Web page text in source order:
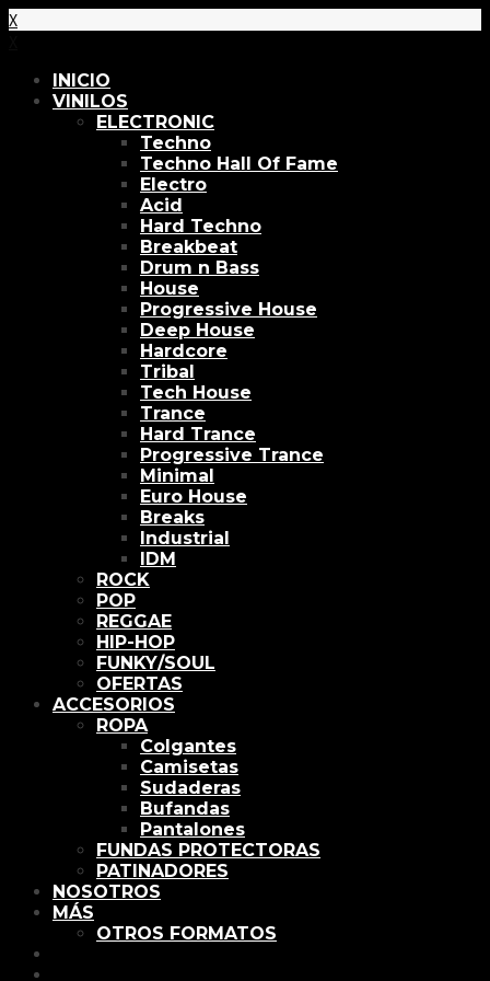
X
INICIO
VINILOS
ELECTRONIC
Techno
Techno Hall Of Fame
Electro
Acid
Hard Techno
Breakbeat
Drum n Bass
House
Progressive House
Deep House
Hardcore
Tribal
Tech House
Trance
Hard Trance
Progressive Trance
Minimal
Euro House
Breaks
Industrial
IDM
ROCK
POP
REGGAE
HIP-HOP
FUNKY/SOUL
OFERTAS
ACCESORIOS
ROPA
Colgantes
Camisetas
Sudaderas
Bufandas
Pantalones
FUNDAS PROTECTORAS
PATINADORES
NOSOTROS
MÁS
OTROS FORMATOS